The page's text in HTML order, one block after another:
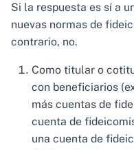
Si la respuesta es sí a
nuevas normas de
contrario, no.
Como titular o
con beneficiarios
más cuentas de
cuenta de
una cuenta de